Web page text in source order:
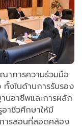
าการความร่วมมือ
งในด้านการรับรอง
นอาชีพและการผลัก
าชีวศึกษาให้มี
ารสอนที่สอดคล้อง